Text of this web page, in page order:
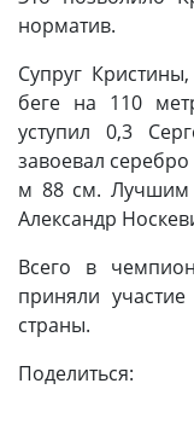
норматив.
Супруг
беге на 110
уступил 0,3
завоевал
м 88 см. Лучшим
Александр
Всего в
приняли
страны.
Поделиться: